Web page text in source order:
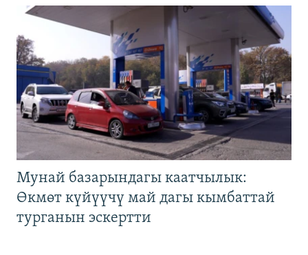
Мунай базарындагы каатчылык:
Өкмөт күйүүчү май дагы кымбаттай
турганын эскертти